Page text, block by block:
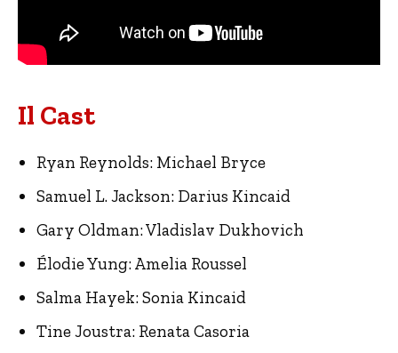
Il Cast
Ryan Reynolds: Michael Bryce
Samuel L. Jackson: Darius Kincaid
Gary Oldman: Vladislav Dukhovich
Élodie Yung: Amelia Roussel
Salma Hayek: Sonia Kincaid
Tine Joustra: Renata Casoria